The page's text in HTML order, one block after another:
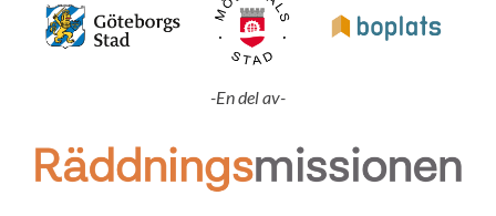
-En del av-